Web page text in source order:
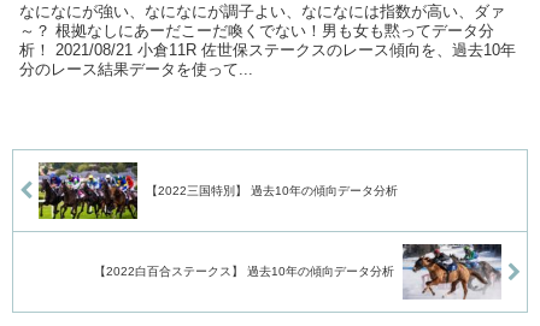
なになにが強い、なになにが調子よい、なになには指数が高い、ダァ
～？ 根拠なしにあーだこーだ喚くでない！男も女も黙ってデータ分
析！ 2021/08/21 小倉11R 佐世保ステークスのレース傾向を、過去10年
分のレース結果データを使って...
【2022三国特別】 過去10年の傾向データ分析
【2022白百合ステークス】 過去10年の傾向データ分析